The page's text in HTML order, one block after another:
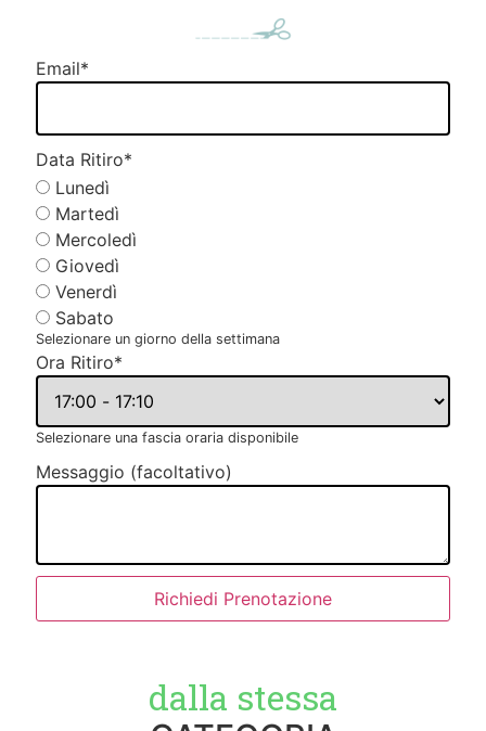
Email*
Data Ritiro*
Lunedì
Martedì
Mercoledì
Giovedì
Venerdì
Sabato
Selezionare un giorno della settimana
Ora Ritiro*
Selezionare una fascia oraria disponibile
Messaggio (facoltativo)
Richiedi Prenotazione
dalla stessa